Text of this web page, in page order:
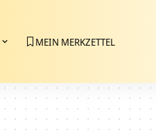
MEIN MERKZETTEL